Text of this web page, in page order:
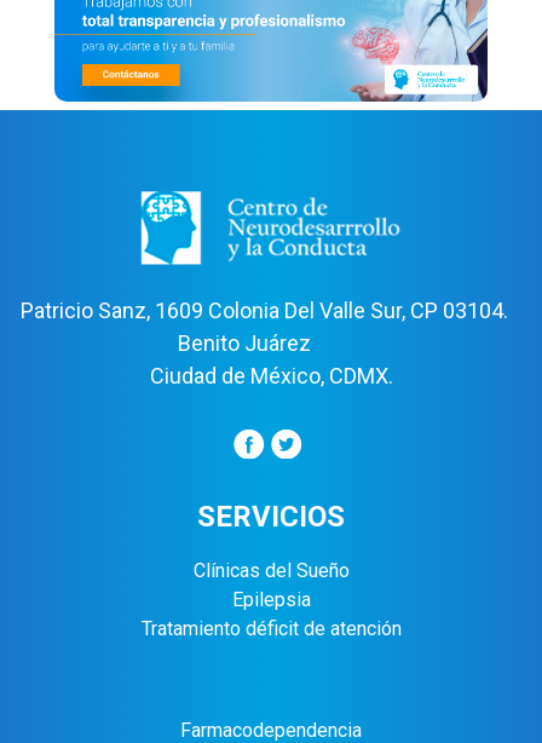
Patricio Sanz, 1609 Colonia Del Valle Sur, CP 03104.
Benito Juárez
Ciudad de México, CDMX.
SERVICIOS
Clínicas del Sueño
Epilepsia
Tratamiento déficit de atención
Farmacodependencia